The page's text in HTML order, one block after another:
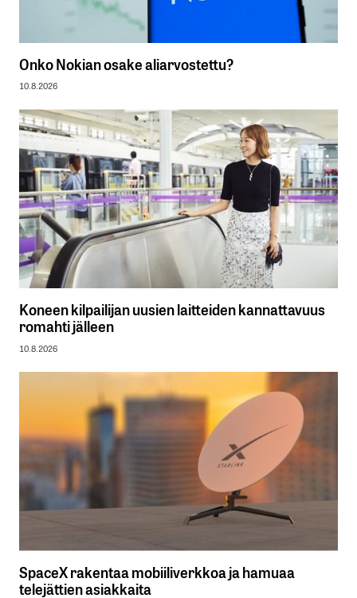
Onko Nokian osake aliarvostettu?
10.8.2026
Koneen kilpailijan uusien laitteiden kannattavuus
romahti jälleen
10.8.2026
SpaceX rakentaa mobiiliverkkoa ja hamuaa
telejättien asiakkaita